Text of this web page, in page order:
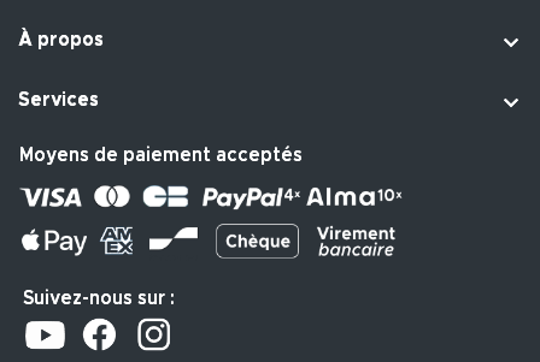
À propos 
Services 
Moyens de paiement acceptés
Suivez-nous sur :